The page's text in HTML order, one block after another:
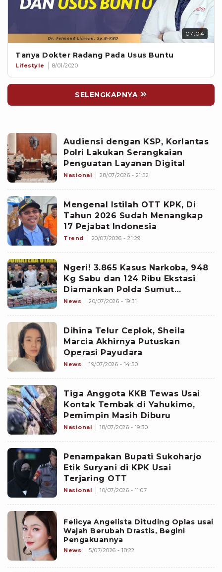
07:04
Tanya Dokter Radang Pada Usus Buntu
Lifestyle 8/01/2020
SELENGKAPNYA
Audiensi dengan KSP, Korlantas
Polri Lakukan Serangkaian
Penguatan Layanan Digital
Nasional 28/07/2026 - 21:52
Mengenal Istilah OTT KPK, Di
Tahun 2026 Sudah Menangkap
17 Pejabat Indonesia
Trend 20/07/2026 - 21:29
Ngeri! 3.865 Kasus Narkoba, 948
Kg Sabu dan 124 Ribu Ekstasi
Diamankan Polda Sumut
Sepanjang 2026
News 20/07/2026 - 19:31
Dihina Telur Ceplok, Sheila
Marcia Akhirnya Putuskan
Operasi Payudara
News 19/07/2026 - 14:50
Tiga Anggota KKB Tewas Usai
Kontak Tembak di Yahukimo,
Pemimpin Masih Diburu
Nasional 18/07/2026 - 19:30
Penampakan Bupati Sukoharjo
Etik Suryani di KPK Usai
Terjaring OTT
Nasional 10/07/2026 - 11:07
Felicya Angelista Dituding Oplas usai
Wajah Berubah Drastis, Begini
Pengakuannya
News 5/07/2026 - 18:22